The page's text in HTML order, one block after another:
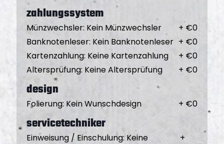
zahlungssystem
Münzwechsler: Kein Münzwechsler + €0
Banknotenleser: Kein Banknotenleser + €0
Kartenzahlung: Keine Kartenzahlung + €0
Altersprüfung: Keine Altersprüfung + €0
design
Folierung: Kein Wunschdesign + €0
servicetechniker
Einweisung / Einschulung: Keine
+